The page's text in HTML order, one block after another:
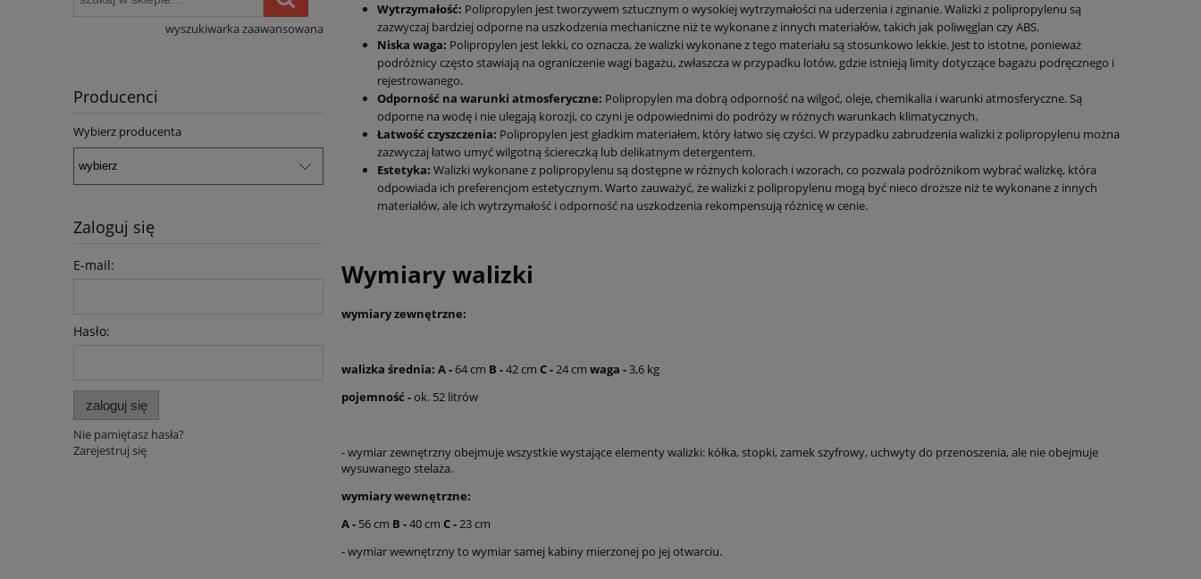
wyszukiwarka zaawansowana
Producenci
Wybierz producenta
Zaloguj się
E-mail:
Hasło:
zaloguj się
Nie pamiętasz hasła?
Zarejestruj się
Wytrzymałość: Polipropylen jest tworzywem sztucznym o wysokiej wytrzymałości na uderzenia i zginanie. Walizki z polipropylenu są
zazwyczaj bardziej odporne na uszkodzenia mechaniczne niż te wykonane z innych materiałów, takich jak poliwęglan czy ABS.
Niska waga: Polipropylen jest lekki, co oznacza, że walizki wykonane z tego materiału są stosunkowo lekkie. Jest to istotne, ponieważ
podróżnicy często stawiają na ograniczenie wagi bagażu, zwłaszcza w przypadku lotów, gdzie istnieją limity dotyczące bagażu podręcznego i
rejestrowanego.
Odporność na warunki atmosferyczne: Polipropylen ma dobrą odporność na wilgoć, oleje, chemikalia i warunki atmosferyczne. Są
odporne na wodę i nie ulegają korozji, co czyni je odpowiednimi do podróży w różnych warunkach klimatycznych.
Łatwość czyszczenia: Polipropylen jest gładkim materiałem, który łatwo się czyści. W przypadku zabrudzenia walizki z polipropylenu można
zazwyczaj łatwo umyć wilgotną ściereczką lub delikatnym detergentem.
Estetyka: Walizki wykonane z polipropylenu są dostępne w różnych kolorach i wzorach, co pozwala podróżnikom wybrać walizkę, która
odpowiada ich preferencjom estetycznym. Warto zauważyć, że walizki z polipropylenu mogą być nieco droższe niż te wykonane z innych
materiałów, ale ich wytrzymałość i odporność na uszkodzenia rekompensują różnicę w cenie.
Wymiary walizki
wymiary zewnętrzne:
walizka średnia: A-64 cm B -42 cm C -24 cm waga -3,6 kg
pojemność -ok. 52 litrów
- wymiar zewnętrzny obejmuje wszystkie wystające elementy walizki: kółka, stopki, zamek szyfrowy, uchwyty do przenoszenia, ale nie obejmuje
wysuwanego stelaża.
wymiary wewnętrzne:
A- 56 cm B -40 cm C -23 cm
- wymiar wewnętrzny to wymiar samej kabiny mierzonej po jej otwarciu.